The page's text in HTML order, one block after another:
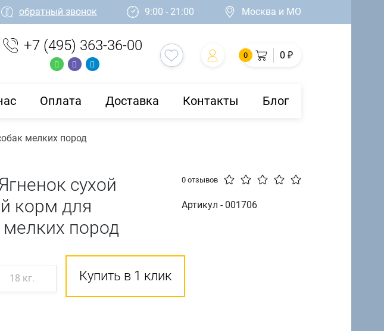
обратный звонок 9:00 - 21:00 Москва и МО
+7 (495) 363-36-00
0 0 ₽
Оплата Доставка Контакты Блог
мелких пород
сухой
корм для
пород
0 отзывов
Артикул - 001706
18 кг. Купить в 1 клик